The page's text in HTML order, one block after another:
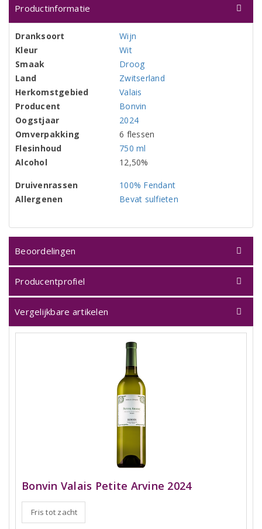
Productinformatie
Dranksoort
Wijn
Kleur
Wit
Smaak
Droog
Land
Zwitserland
Herkomstgebied
Valais
Producent
Bonvin
Oogstjaar
2024
Omverpakking
6 flessen
Flesinhoud
750 ml
Alcohol
12,50%
Druivenrassen
100% Fendant
Allergenen
Bevat sulfieten
Beoordelingen
Producentprofiel
Vergelijkbare artikelen
Bonvin Valais Petite Arvine 2024
Fris tot zacht